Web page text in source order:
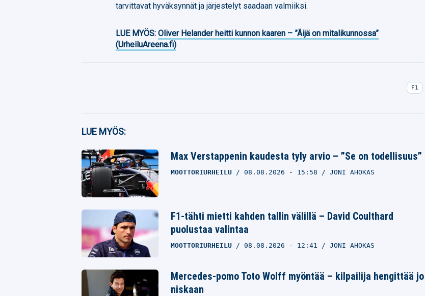
tarvittavat hyväksynnät ja järjestelyt saadaan valmiiksi.
LUE MYÖS:Oliver Helander heitti kunnon kaaren – ”Äijä on mitalikunnossa”
(UrheiluAreena.fi)
Facebook
Twitter
Whatsapp
F1
LUE MYÖS:
Max Verstappenin kaudesta tyly arvio – ”Se on todellisuus”
MOOTTORIURHEILU 08.08.2026 - 15:58 JONI AHOKAS
F1-tähti mietti kahden tallin välillä – David Coulthard
puolustaa valintaa
MOOTTORIURHEILU 08.08.2026 - 12:41 JONI AHOKAS
Mercedes-pomo Toto Wolff myöntää – kilpailija hengittää jo
niskaan